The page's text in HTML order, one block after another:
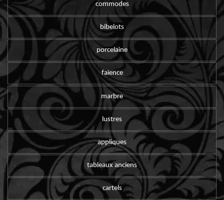
commodes
bibelots
porcelaine
faïence
marbre
lustres
appliques
tableaux anciens
cartels